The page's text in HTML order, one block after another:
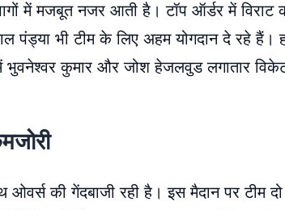
में मजबूत नजर आती है। टॉप ऑर्डर में
पंड्या भी टीम के लिए अहम योगदान दे रहे
भुवनेश्वर कुमार और जोश हेजलवुड लगातार
ओवर्स की गेंदबाजी रही है। इस मैदान पर टीम